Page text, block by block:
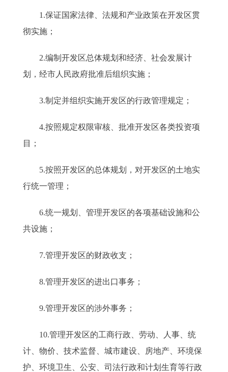
1.保证国家法律、法规和产业政策在开发区贯
彻实施；
2.编制开发区总体规划和经济、社会发展计
划，经市人民政府批准后组织实施；
3.制定并组织实施开发区的行政管理规定；
4.按照规定权限审核、批准开发区各类投资项
目；
5.按照开发区的总体规划，对开发区的土地实
行统一管理；
6.统一规划、管理开发区的各项基础设施和公
共设施；
7.管理开发区的财政收支；
8.管理开发区的进出口事务；
9.管理开发区的涉外事务；
10.管理开发区的工商行政、劳动、人事、统
计、物价、技术监督、城市建设、房地产、环境保
护、环境卫生、公安、司法行政和计划生育等行政